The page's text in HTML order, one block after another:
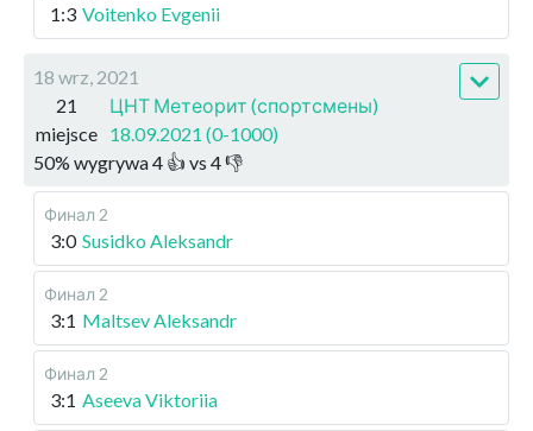
1:3 Voitenko Evgenii
18 wrz, 2021
21
miejsce
ЦНТ Метеорит (спортсмены)
18.09.2021 (0-1000)
50% wygrywa4 👍 vs 4👎
Финал 2
3:0 Susidko Aleksandr
Финал 2
3:1 Maltsev Aleksandr
Финал 2
3:1 Aseeva Viktoriia